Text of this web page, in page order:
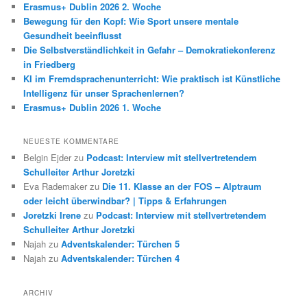
n
Erasmus+ Dublin 2026 2. Woche
Bewegung für den Kopf: Wie Sport unsere mentale
Gesundheit beeinflusst
Die Selbstverständlichkeit in Gefahr – Demokratiekonferenz
in Friedberg
KI im Fremdsprachenunterricht: Wie praktisch ist Künstliche
Intelligenz für unser Sprachenlernen?
Erasmus+ Dublin 2026 1. Woche
NEUESTE KOMMENTARE
Belgin Ejder zu Podcast: Interview mit stellvertretendem
Schulleiter Arthur Joretzki
Eva Rademaker zu Die 11. Klasse an der FOS – Alptraum
oder leicht überwindbar? | Tipps & Erfahrungen
Joretzki Irene zu Podcast: Interview mit stellvertretendem
Schulleiter Arthur Joretzki
Najah zuAdventskalender: Türchen 5
Najah zuAdventskalender: Türchen 4
ARCHIV